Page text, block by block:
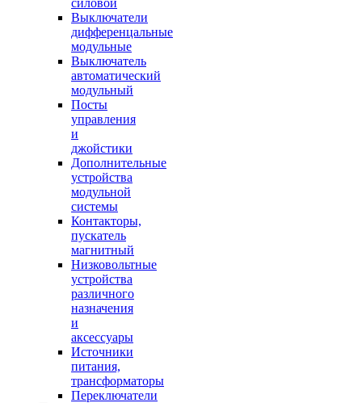
силовой
Выключатели
дифференцальные
модульные
Выключатель
автоматический
модульный
Посты
управления
и
джойстики
Дополнительные
устройства
модульной
системы
Контакторы,
пускатель
магнитный
Низковольтные
устройства
различного
назначения
и
аксессуары
Источники
питания,
трансформаторы
Переключатели